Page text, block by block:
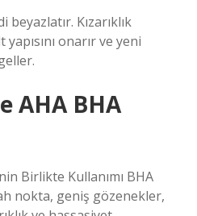
Kızarıklık
onarır ve yeni
AHA BHA
Birlikte Kullanımı BHA
nokta, geniş gözenekler,